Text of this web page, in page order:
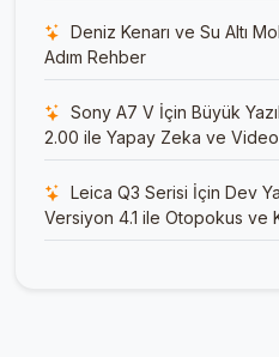
Deniz Kenarı ve Su Altı
Adım Rehber
Sony A7 V İçin Büyük
2.00 ile Yapay Zeka ve Video
Leica Q3 Serisi İçin Dev
Versiyon 4.1 ile Otopokus ve